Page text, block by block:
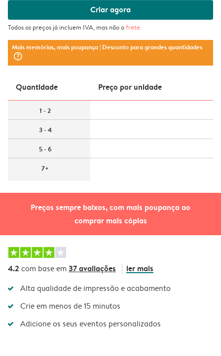
Preços sempre baixos, com mais poupança ao
comprar mais cópias
Criar agora
Todos os preços já incluem IVA, mas não ofrete.
Mais memórias, mais poupança| Desconto para grandes quantidades
question_mark_circle
Quantidade Preço por unidade
1 - 2
3 - 4
5 - 6
7+
4.2 com base em 37 avaliações ler mais
Alta qualidade de impressão e acabamento
Crie em menos de 15 minutos
Adicione os seus eventos personalizados